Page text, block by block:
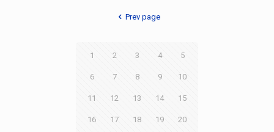
Prev page
1 2 3 4 5
6 7 8 9 10
11 12 13 14 15
16 17 18 19 20